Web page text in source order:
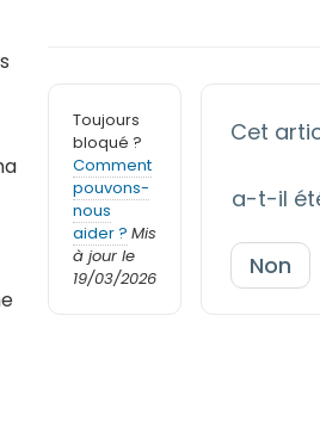
Toujours
bloqué ?
Comment
pouvons-
nous
aider ? Mis
à jour le
19/03/2026
Cet
a-t-il
Non